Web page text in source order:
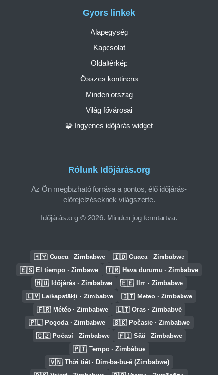
Rólunk Időjárás.org
Az Ön megbízható forrása a pontos, élő időjárás-
előrejelzéseknek világszerte.
Időjárás.org © 2026. Minden jog fenntartva.
Gyors linkek
Alapegység
Kapcsolat
Oldaltérkép
Összes kontinens
Minden ország
Világ fővárosai
🧩 Ingyenes időjárás widget
🇲🇾 Cuaca · Zimbabwe 🇮🇩 Cuaca · Zimbabwe
🇪🇸 El tiempo · Zimbawe 🇹🇷 Hava durumu · Zimbabve
🇭🇺 Időjárás · Zimbabwe 🇪🇪 Ilm · Zimbabwe
🇱🇻 Laikapstākļi · Zimbabve 🇮🇹 Meteo · Zimbabwe
🇫🇷 Météo · Zimbabwe 🇱🇹 Oras · Zimbabvė
🇵🇱 Pogoda · Zimbabwe 🇸🇰 Počasie · Zimbabwe
🇨🇿 Počasí · Zimbabwe 🇫🇮 Sää · Zimbabwe
🇵🇹 Tempo · Zimbábue
🇻🇳 Thời tiết · Dim-ba-bu-ê (Zimbabwe)